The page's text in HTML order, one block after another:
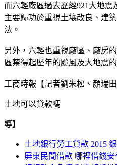
而六輕廠區過去歷經921大地震
主要歸功於重視土壤改良、建
法。
另外，六輕也重視廠區、廠房
區禁得起歷年的颱風及大地震的
工商時報【記者劉朱松、顏瑞
土地可以貸款嗎
導】
土地銀行勞工貸款 2015
屏東民間借款 哪裡借錢